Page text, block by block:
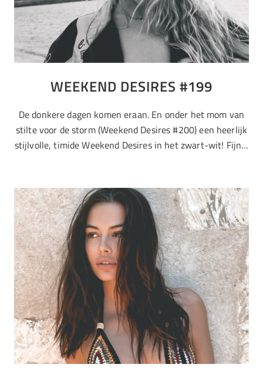
WEEKEND DESIRES #199
De donkere dagen komen eraan. En onder het mom van
stilte voor de storm (Weekend Desires #200) een heerlijk
stijlvolle, timide Weekend Desires in het zwart-wit! Fijn…